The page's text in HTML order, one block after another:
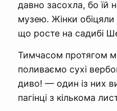
давно засохла, бо їй
музею. Жінки
що росте на садибі
Тимчасом протягом
поливаємо сухі
диво! — один із них
пагінці з кількома